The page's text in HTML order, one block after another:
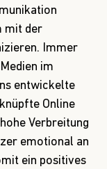
mit der
Immer
im
entwickelte
Online
Verbreitung
emotional an
ein positives